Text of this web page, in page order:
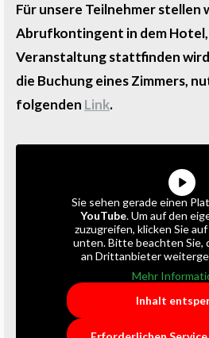
Für unsere Teilnehmer stellen
Abrufkontingent in dem Hotel,
Veranstaltung stattfinden
die Buchung eines Zimmers,
folgenden Link.
Sie sehen gerade einen
YouTube. Um auf den
zuzugreifen, klicken Sie
unten. Bitte beachten Sie,
an Drittanbieter
Mehr
Inhalt